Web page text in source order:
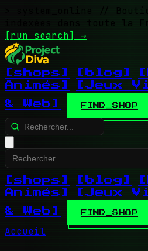
//
indexées dans toute la
[run search] →
[shops] [blog]
Animés]
[Jeux
& Web]
FIND_SHOP
[shops] [blog]
Animés]
[Jeux
& Web]
FIND_SHOP
Accueil